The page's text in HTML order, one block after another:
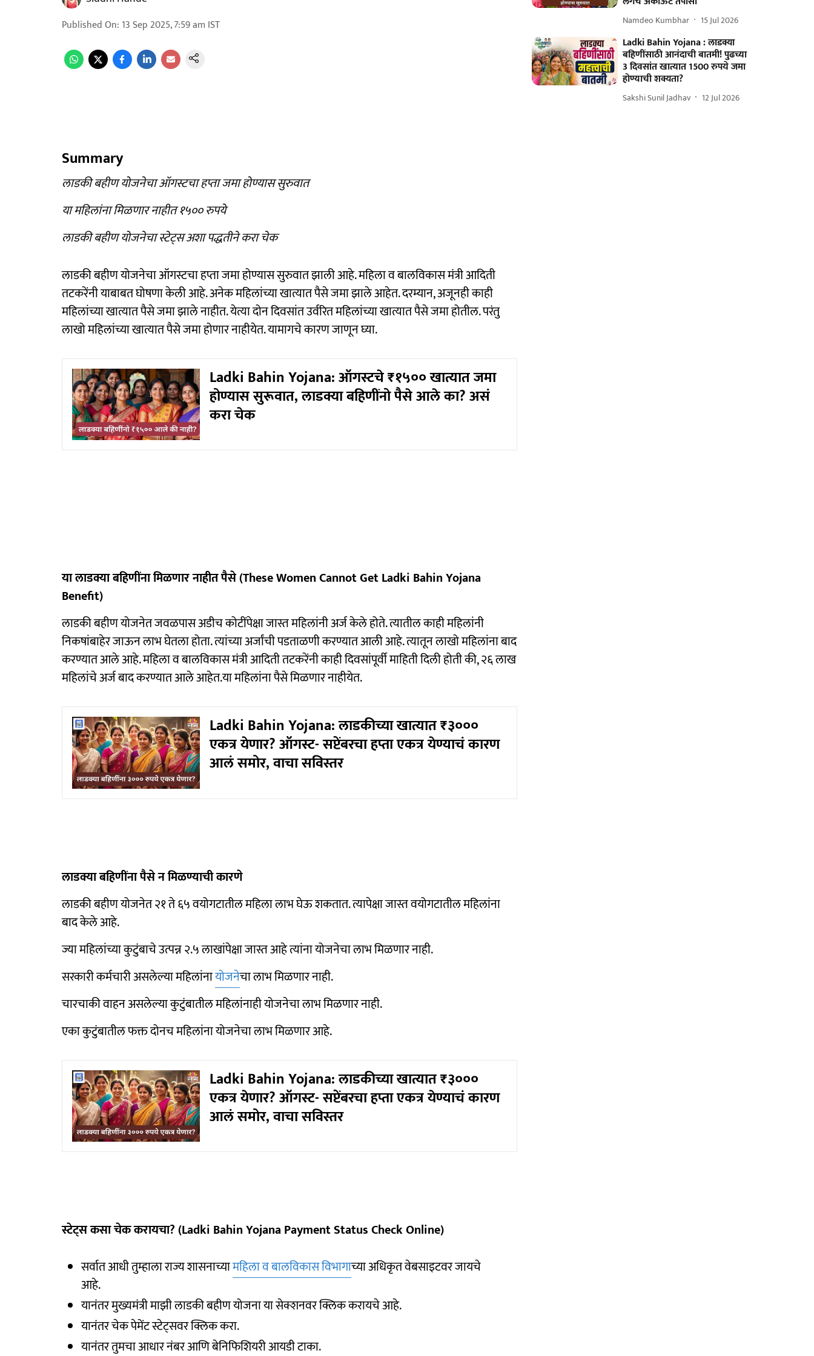
Published On: 13 Sep 2025, 7:59 am IST
Summary
लाडकी बहीण योजनेचा ऑगस्टचा हप्ता जमा होण्यास सुरुवात
या महिलांना मिळणार नाहीत १५०० रुपये
लाडकी बहीण योजनेचा स्टेट्स अशा पद्धतीने करा चेक
लाडकी बहीण योजनेचा ऑगस्टचा हप्ता जमा होण्यास सुरुवात झाली आहे. महिला व बालविकास मंत्री आदिती
तटकरेंनी याबाबत घोषणा केली आहे. अनेक महिलांच्या खात्यात पैसे जमा झाले आहेत. दरम्यान, अजूनही काही
महिलांच्या खात्यात पैसे जमा झाले नाहीत. येत्या दोन दिवसांत उर्वरित महिलांच्या खात्यात पैसे जमा होतील. परंतु
लाखो महिलांच्या खात्यात पैसे जमा होणार नाहीयेत. यामागचे कारण जाणून घ्या.
Ladki Bahin Yojana: ऑगस्टचे ₹१५०० खात्यात जमा
होण्यास सुरूवात, लाडक्या बहिणींनो पैसे आले का? असं
करा चेक
या लाडक्या बहि‍णींना मिळणार नाहीत पैसे (These Women Cannot Get Ladki Bahin Yojana
Benefit)
लाडकी बहीण योजनेत जवळपास अडीच कोटींपेक्षा जास्त महिलांनी अर्ज केले होते. त्यातील काही महिलांनी
निकषांबाहेर जाऊन लाभ घेतला होता. त्यांच्या अर्जांची पडताळणी करण्यात आली आहे. त्यातून लाखो महिलांना बाद
करण्यात आले आहे. महिला व बालविकास मंत्री आदिती तटकरेंनी काही दिवसांपूर्वी माहिती दिली होती की, २६ लाख
महिलांचे अर्ज बाद करण्यात आले आहेत.या महिलांना पैसे मिळणार नाहीयेत.
Ladki Bahin Yojana: लाडकीच्या खात्यात ₹३०००
एकत्र येणार? ऑगस्ट- सप्टेंबरचा हप्ता एकत्र येण्याचं कारण
आलं समोर, वाचा सविस्तर
लाडक्या बहि‍णींना पैसे न मिळण्याची कारणे
लाडकी बहीण योजनेत २१ ते ६५ वयोगटातील महिला लाभ घेऊ शकतात. त्यापेक्षा जास्त वयोगटातील महिलांना
बाद केले आहे.
ज्या महिलांच्या कुटुंबाचे उत्पन्न २.५ लाखांपेक्षा जास्त आहे त्यांना योजनेचा लाभ मिळणार नाही.
सरकारी कर्मचारी असलेल्या महिलांनायोजनेचा लाभ मिळणार नाही.
चारचाकी वाहन असलेल्या कुटुंबातील महिलांनाही योजनेचा लाभ मिळणार नाही.
एका कुटुंबातील फक्त दोनच महिलांना योजनेचा लाभ मिळणार आहे.
Ladki Bahin Yojana: लाडकीच्या खात्यात ₹३०००
एकत्र येणार? ऑगस्ट- सप्टेंबरचा हप्ता एकत्र येण्याचं कारण
आलं समोर, वाचा सविस्तर
स्टेट्‍स कसा चेक करायचा? (Ladki Bahin Yojana Payment Status Check Online)
सर्वात आधी तुम्हाला राज्य शासनाच्यामहिला व बालविकास विभागाच्या अधिकृत वेबसाइटवर जायचे
आहे.
यानंतर मुख्यमंत्री माझी लाडकी बहीण योजना या सेक्शनवर क्लिक करायचे आहे.
यानंतर चेक पेमेंट स्टेट्सवर क्लिक करा.
यानंतर तुमचा आधार नंबर आणि बेनिफिशियरी आयडी टाका.
Namdeo Kumbhar 15 Jul 2026
Ladki Bahin Yojana : लाडक्या
बहिणींसाठी आनंदाची बातमी! पुढच्या
3 दिवसांत खात्यात 1500 रुपये जमा
होण्याची शक्यता?
Sakshi Sunil Jadhav 12 Jul 2026